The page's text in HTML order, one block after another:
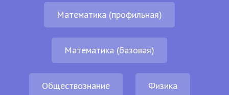
Математика (профильная)
Математика (базовая)
Обществознание Физика